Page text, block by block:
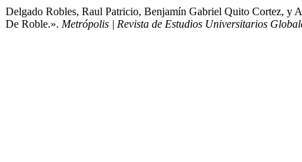
Delgado Robles, Raul Patricio, Benjamín Gabriel Quito Cortez, y
De Roble.». Metrópolis | Revista de Estudios Universitarios